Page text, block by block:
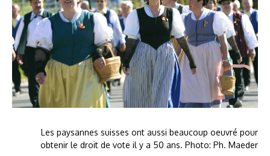
Les paysannes suisses ont aussi beaucoup oeuvré pour
obtenir le droit de vote il y a 50 ans. Photo: Ph. Maeder